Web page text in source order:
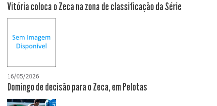
Vitória coloca o Zeca na zona de classificação da Série
16/05/2026
Domingo de decisão para o Zeca, em Pelotas